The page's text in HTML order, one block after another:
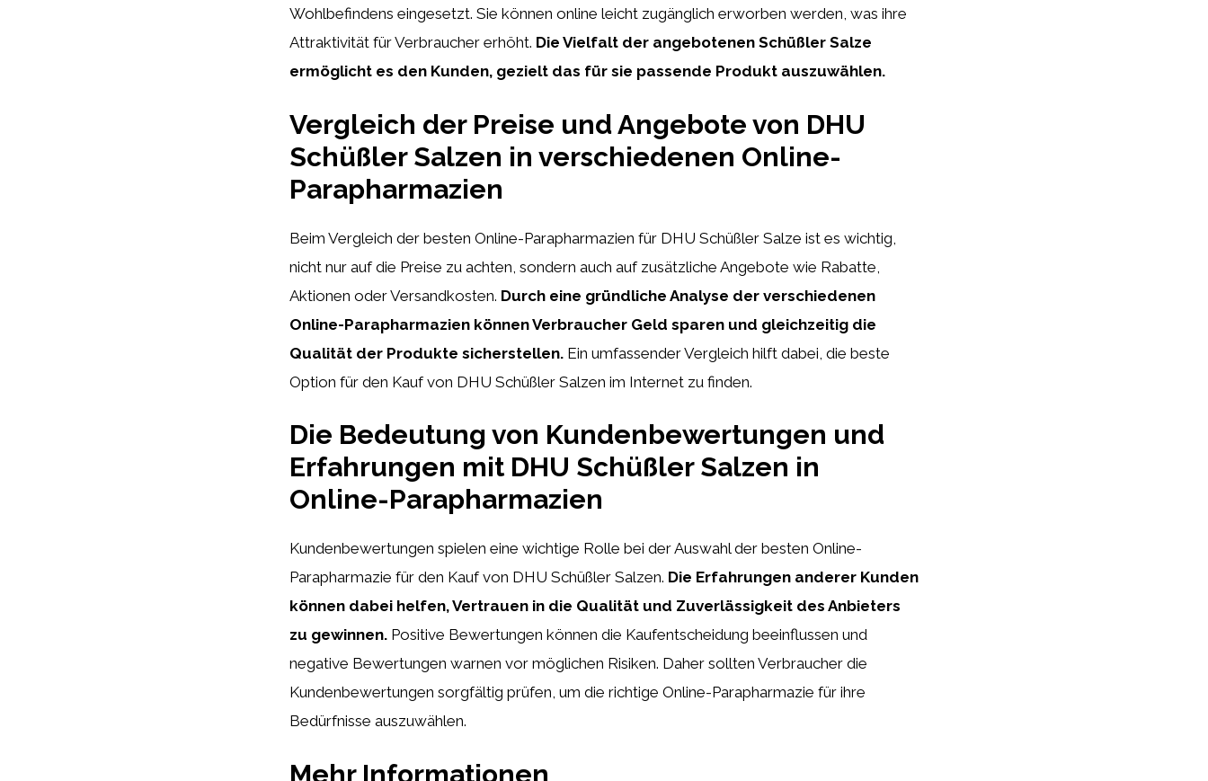
Wohlbefindens eingesetzt. Sie können online leicht zugänglich erworben werden, was ihre
Attraktivität für Verbraucher erhöht. Die Vielfalt der angebotenen Schüßler Salze
ermöglicht es den Kunden, gezielt das für sie passende Produkt auszuwählen.
Vergleich der Preise und Angebote von DHU
Schüßler Salzen in verschiedenen Online-
Parapharmazien
Beim Vergleich der besten Online-Parapharmazien für DHU Schüßler Salze ist es wichtig,
nicht nur auf die Preise zu achten, sondern auch auf zusätzliche Angebote wie Rabatte,
Aktionen oder Versandkosten. Durch eine gründliche Analyse der verschiedenen
Online-Parapharmazien können Verbraucher Geld sparen und gleichzeitig die
Qualität der Produkte sicherstellen. Ein umfassender Vergleich hilft dabei, die beste
Option für den Kauf von DHU Schüßler Salzen im Internet zu finden.
Die Bedeutung von Kundenbewertungen und
Erfahrungen mit DHU Schüßler Salzen in
Online-Parapharmazien
Kundenbewertungen spielen eine wichtige Rolle bei der Auswahl der besten Online-
Parapharmazie für den Kauf von DHU Schüßler Salzen. Die Erfahrungen anderer Kunden
können dabei helfen, Vertrauen in die Qualität und Zuverlässigkeit des Anbieters
zu gewinnen. Positive Bewertungen können die Kaufentscheidung beeinflussen und
negative Bewertungen warnen vor möglichen Risiken. Daher sollten Verbraucher die
Kundenbewertungen sorgfältig prüfen, um die richtige Online-Parapharmazie für ihre
Bedürfnisse auszuwählen.
Mehr Informationen